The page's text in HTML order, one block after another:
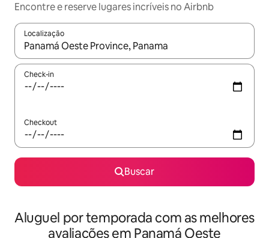
Encontre e reserve lugares incríveis no Airbnb
Localização
Quando os resultados estiverem disponíveis, explore-os
Check-in
Checkout
Buscar
Aluguel por temporada com as melhores
avaliações em Panamá Oeste